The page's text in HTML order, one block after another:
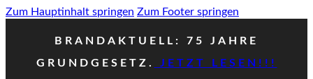
Zum Hauptinhalt springen Zum Footer springen
BRANDAKTUELL: 75 JAHRE
GRUNDGESETZ.
JETZT LESEN!!!